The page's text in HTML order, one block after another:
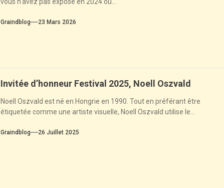
vous n'avez pas exposé en 2024 ou...
Graindblog 23 Mars 2026
Invitée d’honneur Festival 2025, Noell Oszvald
Noell Oszvald est né en Hongrie en 1990. Tout en préférant être
étiquetée comme une artiste visuelle, Noell Oszvald utilise le...
Graindblog 26 Juillet 2025